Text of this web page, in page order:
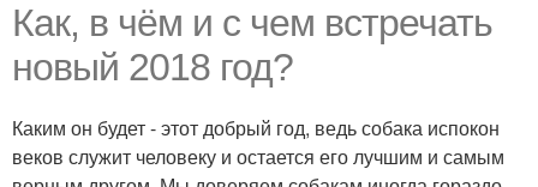
Как, в чём и с чем встречать
новый 2018 год?
Каким он будет - этот добрый год, ведь собака испокон
веков служит человеку и остается его лучшим и самым